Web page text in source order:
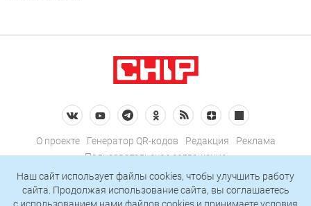
О проекте Генератор QR-кодов Редакция
Реклама
Пользовательское соглашение
Политика конфиденциальности
Подписаться на рассылку
Наш сайт использует файлы cookies, чтобы улучшить работу
сайта. Продолжая использование сайта, вы соглашаетесь